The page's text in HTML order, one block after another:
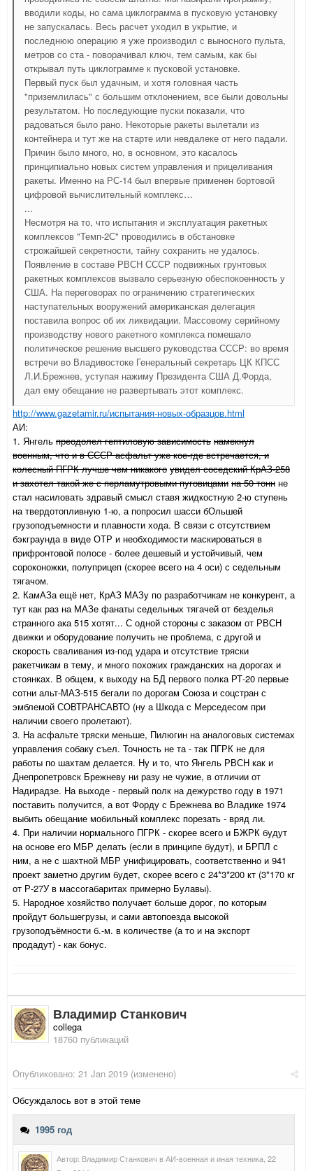
вводили коды, но сама циклограмма в пусковую установку
не запускалась. Весь расчет уходил в укрытие, и
последнюю операцию я уже производил с выносного пульта,
метров со ста - поворачивал ключ, тем самым, как бы
открывал путь циклограмме к пусковой установке.
Первый пуск был удачным, и хотя головная часть
"приземлилась" с большим отклонением, все были довольны
результатом. Но последующие пуски показали, что
радоваться было рано. Некоторые ракеты вылетали из
контейнера и тут же на старте или невдалеке от него падали.
Причин было много, но, в основном, это касалось
принципиально новых систем управления и прицеливания
ракеты. Именно на РС-14 был впервые применен бортовой
цифровой вычислительный комплекс…
...
Несмотря на то, что испытания и эксплуатация ракетных
комплексов "Темп-2С" проводились в обстановке
строжайшей секретности, тайну сохранить не удалось.
Появление в составе РВСН СССР подвижных грунтовых
ракетных комплексов вызвало серьезную обеспокоенность у
США. На переговорах по ограничению стратегических
наступательных вооружений американская делегация
поставила вопрос об их ликвидации. Массовому серийному
производству нового ракетного комплекса помешало
политическое решение высшего руководства СССР: во время
встречи во Владивостоке Генеральный секретарь ЦК КПСС
Л.И.Брежнев, уступая нажиму Президента США Д.Форда,
дал ему обещание не развертывать этот комплекс.
http://www.gazetamir.ru/испытания-новых-образцов.html
АИ:
1. Янгель преодолел гептиловую зависимость намекнул
военным, что и в СССР асфальт уже кое-где встречается, и
колесный ПГРК лучше чем никакого увидел соседский КрАЗ-258
и захотел такой же с перламутровыми пуговицами на 50 тонн не
стал насиловать здравый смысл ставя жидкостную 2-ю ступень
на твердотопливную 1-ю, а попросил шасси бОльшей
грузоподъемности и плавности хода. В связи с отсутствием
бэкграунда в виде ОТР и необходимости маскироваться в
прифронтовой полосе - более дешевый и устойчивый, чем
сороконожки, полуприцеп (скорее всего на 4 оси) с седельным
тягачом.
2. КамАЗа ещё нет, КрАЗ МАЗу по разработчикам не конкурент, а
тут как раз на МАЗе фанаты седельных тягачей от безделья
странного ака 515 хотят... С одной стороны с заказом от РВСН
движки и оборудование получить не проблема, с другой и
скорость сваливания из-под удара и отсутствие тряски
ракетчикам в тему, и много похожих гражданских на дорогах и
стоянках. В общем, к выходу на БД первого полка РТ-20 первые
сотни альт-МАЗ-515 бегали по дорогам Союза и соцстран с
эмблемой СОВТРАНСАВТО (ну а Шкода с Мерседесом при
наличии своего пролетают).
3. На асфальте тряски меньше, Пилюгин на аналоговых системах
управления собаку съел. Точность не та - так ПГРК не для
работы по шахтам делается. Ну и то, что Янгель РВСН как и
Днепропетровск Брежневу ни разу не чужие, в отличии от
Надирадзе. На выходе - первый полк на дежурство году в 1971
поставить получится, а вот Форду с Брежнева во Владике 1974
выбить обещание мобильный комплекс порезать - вряд ли.
4. При наличии нормального ПГРК - скорее всего и БЖРК будут
на основе его МБР делать (если в принципе будут), и БРПЛ с
ним, а не с шахтной МБР унифицировать, соответственно и 941
проект заметно другим будет, скорее всего с 24*3*200 кт (3*170 кг
от Р-27У в массогабаритах примерно Булавы).
5. Народное хозяйство получает больше дорог, по которым
пройдут большегрузы, и сами автопоезда высокой
грузоподъёмности б.-м. в количестве (а то и на экспорт
продадут) - как бонус.
Владимир Станкович
collega
18760 публикаций
Опубликовано: 21 Jan 2019 (изменено)
Обсуждалось вот в этой теме